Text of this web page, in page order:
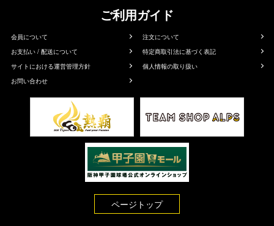
ご利用ガイド
会員について
注文について
お支払い / 配送について
特定商取引法に基づく表記
サイトにおける運営管理方針
個人情報の取り扱い
お問い合わせ
ページトップ